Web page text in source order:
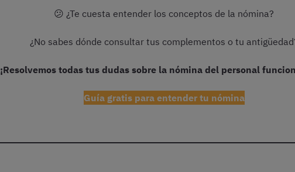
😕 ¿Te cuesta entender los conceptos de la nómina?
¿No sabes dónde consultar tus complementos o tu
¡Resolvemos todas tus dudas sobre la nómina del personal
Guía gratis para entender tu nómina